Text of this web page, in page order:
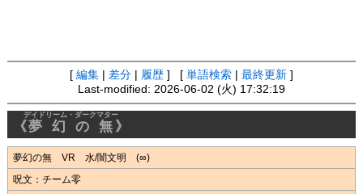
[ 編集 差分 履歴 ] [ 単語検索 最終更新 ]
Last-modified: 2026-06-02 (火) 17:32:19
《夢幻の無
デイドリーム・ダークマター
》
夢幻の無 VR 水/闇文明 (∞)
呪文：チーム零